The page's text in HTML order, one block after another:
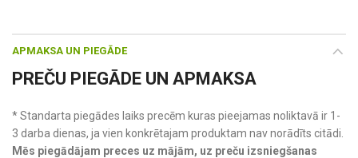
APMAKSA UN PIEGĀDE
PREČU PIEGĀDE UN APMAKSA
* Standarta piegādes laiks precēm kuras pieejamas noliktavā ir 1-
3 darba dienas, ja vien konkrētajam produktam nav norādīts citādi.
Mēs piegādājam preces uz mājām, uz preču izsniegšanas